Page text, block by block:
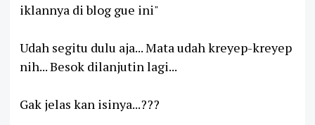
iklannya di blog gue ini"
Udah segitu dulu aja... Mata udah kreyep-kreyep
nih... Besok dilanjutin lagi...
Gak jelas kan isinya...???